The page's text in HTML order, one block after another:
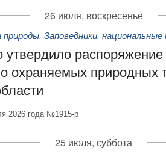
26 июля, воскресенье
Заповедники, национальные
утвердило
охраняемых природных
2026 года №1915-р
25 июля, суббота